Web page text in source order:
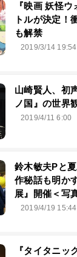
『映画 妖怪
トルが決定！
も解禁
2019/3/14 19:54
山崎賢人、初
ノ国』の世界
2019/4/11 6:00
鈴木敏夫Pと
作秘話も明か
展』開催＜写
2019/4/19 15:44
『タイタニッ